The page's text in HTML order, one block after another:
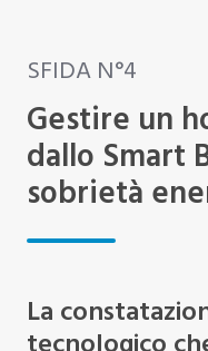
SFIDA N°4
Gestire un
dallo Smart
sobrietà
La